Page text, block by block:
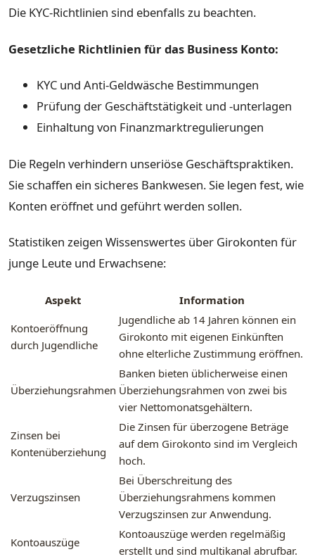
Die KYC-Richtlinien sind ebenfalls zu beachten.
Gesetzliche Richtlinien für das Business Konto:
KYC und Anti-Geldwäsche Bestimmungen
Prüfung der Geschäftstätigkeit und -unterlagen
Einhaltung von Finanzmarktregulierungen
Die Regeln verhindern unseriöse Geschäftspraktiken.
Sie schaffen ein sicheres Bankwesen. Sie legen fest, wie
Konten eröffnet und geführt werden sollen.
Statistiken zeigen Wissenswertes über Girokonten für
junge Leute und Erwachsene:
Aspekt
Information
Kontoeröffnung
durch Jugendliche
Jugendliche ab 14 Jahren können ein
Girokonto mit eigenen Einkünften
ohne elterliche Zustimmung eröffnen.
Überziehungsrahmen
Banken bieten üblicherweise einen
Überziehungsrahmen von zwei bis
vier Nettomonatsgehältern.
Zinsen bei
Kontenüberziehung
Die Zinsen für überzogene Beträge
auf dem Girokonto sind im Vergleich
hoch.
Verzugszinsen
Bei Überschreitung des
Überziehungsrahmens kommen
Verzugszinsen zur Anwendung.
Kontoauszüge
Kontoauszüge werden regelmäßig
erstellt und sind multikanal abrufbar.